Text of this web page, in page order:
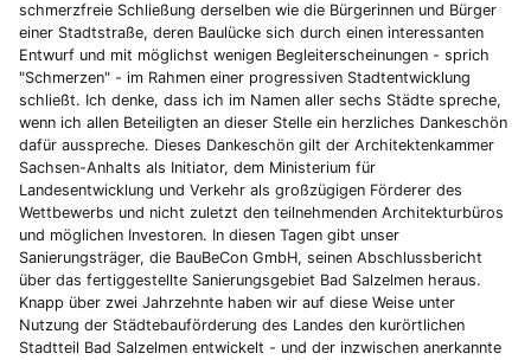
schmerzfreie Schließung derselben wie die Bürgerinnen und Bürger
einer Stadtstraße, deren Baulücke sich durch einen interessanten
Entwurf und mit möglichst wenigen Begleiterscheinungen - sprich
"Schmerzen" - im Rahmen einer progressiven Stadtentwicklung
schließt. Ich denke, dass ich im Namen aller sechs Städte spreche,
wenn ich allen Beteiligten an dieser Stelle ein herzliches Dankeschön
dafür ausspreche. Dieses Dankeschön gilt der Architektenkammer
Sachsen-Anhalts als Initiator, dem Ministerium für
Landesentwicklung und Verkehr als großzügigen Förderer des
Wettbewerbs und nicht zuletzt den teilnehmenden Architekturbüros
und möglichen Investoren. In diesen Tagen gibt unser
Sanierungsträger, die BauBeCon GmbH, seinen Abschlussbericht
über das fertiggestellte Sanierungsgebiet Bad Salzelmen heraus.
Knapp über zwei Jahrzehnte haben wir auf diese Weise unter
Nutzung der Städtebauförderung des Landes den kurörtlichen
Stadtteil Bad Salzelmen entwickelt - und der inzwischen anerkannte